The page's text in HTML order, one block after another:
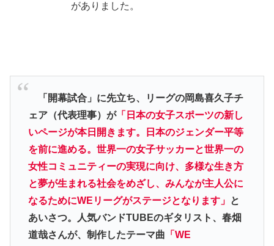
がありました。
「開幕試合」に先立ち、リーグの岡島喜久子チ
ェア（代表理事）が「日本の女子スポーツの新し
いページが本日開きます。日本のジェンダー平等
を前に進める。世界一の女子サッカーと世界一の
女性コミュニティーの実現に向け、多様な生き方
と夢が生まれる社会をめざし、みんなが主人公に
なるためにWEリーグがステージとなります」 と
あいさつ。人気バンドTUBEのギタリスト、春畑
道哉さんが、制作したテーマ曲 「WE